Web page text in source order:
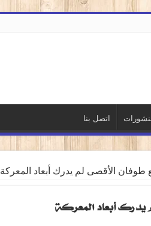
اتصل بنا
طوفان الأقصى لم يدرك أبعاد المعركة
يدرك أبعاد المعركة